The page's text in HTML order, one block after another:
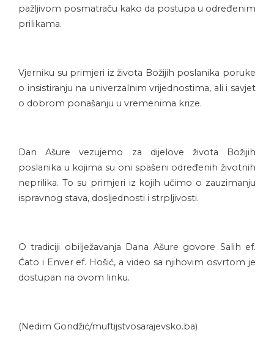
pažljivom posmatraču kako da postupa u određenim
prilikama.
Vjerniku su primjeri iz života Božijih poslanika poruke
o insistiranju na univerzalnim vrijednostima, ali i savjet
o dobrom ponašanju u vremenima krize.
Dan Ašure vezujemo za dijelove života Božijih
poslanika u kojima su oni spašeni određenih životnih
neprilika. To su primjeri iz kojih učimo o zauzimanju
ispravnog stava, dosljednosti i strpljivosti.
O tradiciji obilježavanja Dana Ašure govore Salih ef.
Ćato i Enver ef. Hošić, a video sa njihovim osvrtom je
dostupan na ovom linku.
(Nedim Gondžić/muftijstvosarajevsko.ba)